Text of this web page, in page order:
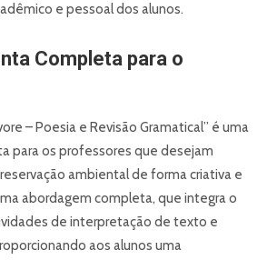
e pessoal dos alunos.
Completa para o
– Poesia e Revisão Gramatical” é uma
para os professores que desejam
ambiental de forma criativa e
abordagem completa, que integra o
de interpretação de texto e
aos alunos uma